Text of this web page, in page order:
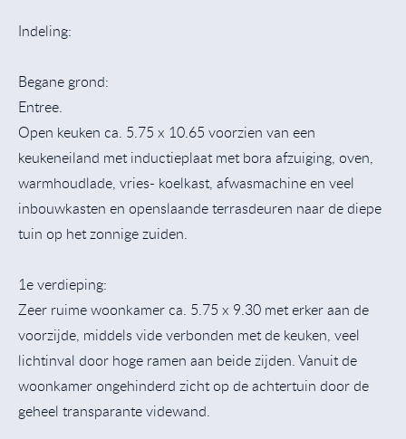
Indeling:
Begane grond:
Entree.
Open keuken ca. 5.75 x 10.65 voorzien van een
keukeneiland met inductieplaat met bora afzuiging, oven,
warmhoudlade, vries- koelkast, afwasmachine en veel
inbouwkasten en openslaande terrasdeuren naar de diepe
tuin op het zonnige zuiden.
1e verdieping:
Zeer ruime woonkamer ca. 5.75 x 9.30 met erker aan de
voorzijde, middels vide verbonden met de keuken, veel
lichtinval door hoge ramen aan beide zijden. Vanuit de
woonkamer ongehinderd zicht op de achtertuin door de
geheel transparante videwand.